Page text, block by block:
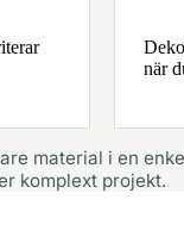
när
material i en
komplext projekt.